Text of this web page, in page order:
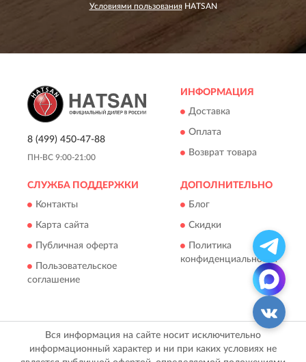
Условиями пользованияHATSAN
8 (499) 450-47-88
ПН-ВС 9:00-21:00
ИНФОРМАЦИЯ
Доставка
Оплата
Возврат товара
СЛУЖБА ПОДДЕРЖКИ
Контакты
Карта сайта
Публичная оферта
Пользовательское
соглашение
ДОПОЛНИТЕЛЬНО
Блог
Скидки
Политика
конфиденциальности
Вся информация на сайте носит исключительно
информационный характер и ни при каких условиях не